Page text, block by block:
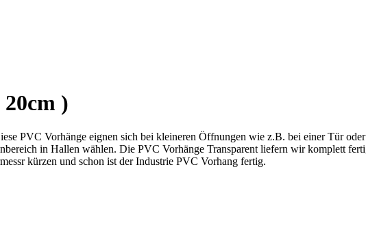
)
PVC Vorhänge eignen sich bei kleineren Öffnungen wie z.B. bei einer Tür
in Hallen wählen. Die PVC Vorhänge Transparent liefern wir komplett
kürzen und schon ist der Industrie PVC Vorhang fertig.